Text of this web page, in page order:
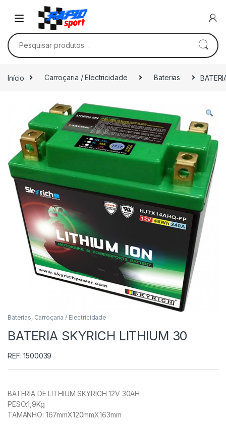
Skip to navigation
Skip to content
Pesquisar por:
Início Carroçaria / Electricidade Baterias
Baterias, Carroçaria / Electricidade
BATERIA SKYRICH LITHIUM 30
REF: 1500039
BATERIA DE LITHIUM SKYRICH 12V 30AH
PESO:1,9Kg
TAMANHO: 167mmX120mmX163mm